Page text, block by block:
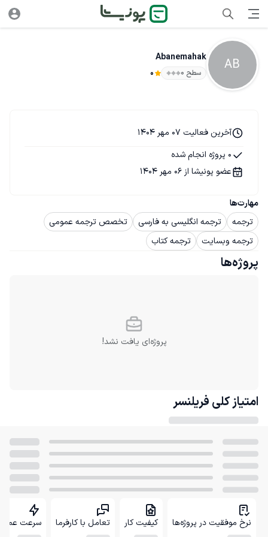
AB
Abanemahak
سطح ۰ 0
مهارت‌ها
ترجمه
ترجمه انگلیسی به فارسی
تخصص ترجمه عمومی
ترجمه وبسایت
ترجمه کتاب
آخرین فعالیت 07 مهر 1404
0 پروژه انجام شده
عضو پونیشا از 06 مهر 1404
پروژه‌ها
پروژه‌ای یافت نشد!
امتیاز کلی فریلنسر
نرخ موفقیت در پروژه‌ها کیفیت کار تعامل با کارفرما سرعت عمل